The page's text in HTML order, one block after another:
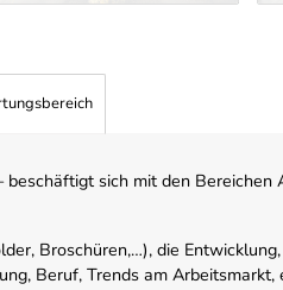
sich mit den Bereichen
Broschüren,…), die
Beruf, Trends am Arbeitsmarkt,